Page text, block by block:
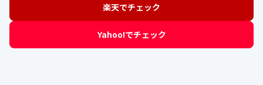
楽天でチェック
Yahoo!でチェック